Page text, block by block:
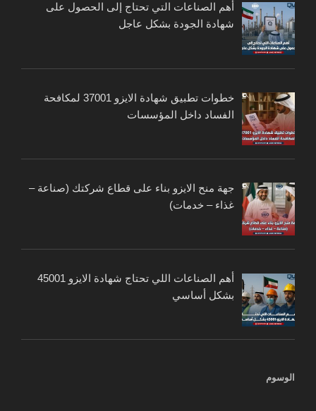
أهم الصناعات التي تحتاج إلى الحصول على
شهادة الجودة بشكل عاجل
خطوات تطبيق شهادة الايزو 37001 لمكافحة
الفساد داخل المؤسسات
جهة منح الايزو بناء على قطاع شركتك (صناعة –
غذاء – خدمات)
أهم الصناعات اللي تحتاج شهادة الايزو 45001
بشكل أساسي
الوسوم